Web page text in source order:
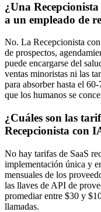
¿Una
a un empleado de
No. La Recepcionista
de prospectos,
puede encargarse del
ventas minoristas ni las
para absorber hasta el
que los humanos se
¿Cuáles son las
Recepcionista con
No hay tarifas de SaaS
implementación única y
mensuales de los
las llaves de API de
promediar entre $30 y
llamadas.